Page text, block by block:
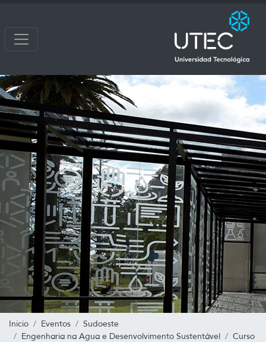
Inicio Eventos
Sudoeste
Engenharia na Agua e Desenvolvimento Sustentável
Curso